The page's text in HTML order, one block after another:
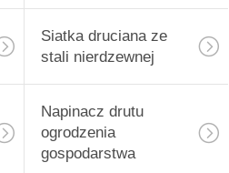
Siatka druciana ze
stali nierdzewnej
Napinacz drutu
ogrodzenia
gospodarstwa